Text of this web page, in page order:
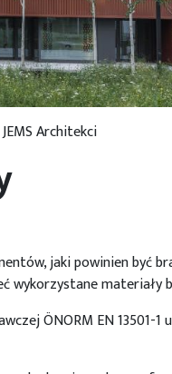
Architekci
jaki powinien być
wykorzystane materiały
ÖNORM EN 13501-1